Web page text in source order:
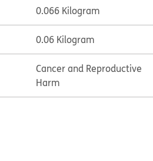
0.066 Kilogram
0.06 Kilogram
Cancer and Reproductive
Harm